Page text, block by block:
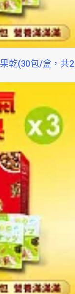
乾(30包/盒，共2